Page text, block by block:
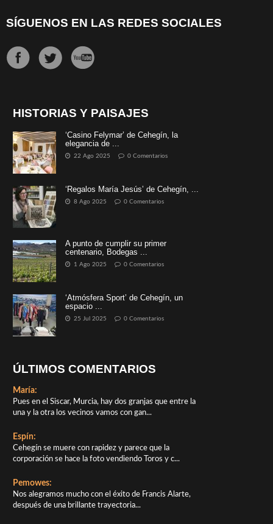
SÍGUENOS EN LAS REDES SOCIALES
HISTORIAS Y PAISAJES
‘Casino Felymar’ de Cehegín, la
elegancia de ...
22 Ago 2025 0 Comentarios
‘Regalos María Jesús’ de Cehegín, ...
8 Ago 2025 0 Comentarios
A punto de cumplir su primer
centenario, Bodegas ...
1 Ago 2025 0 Comentarios
‘Atmósfera Sport’ de Cehegín, un
espacio ...
25 Jul 2025 0 Comentarios
ÚLTIMOS COMENTARIOS
María:
Pues en el Siscar, Murcia, hay dos granjas que entre la
una y la otra los vecinos vamos con gan...
Espín:
Cehegín se muere con rapidez y parece que la
corporación se hace la foto vendiendo Toros y c...
Pemowes:
Nos alegramos mucho con el éxito de Francis Alarte,
después de una brillante trayectoria...